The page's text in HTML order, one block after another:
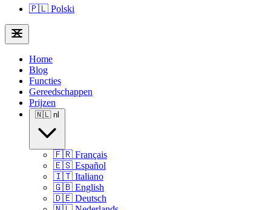
🇵🇱 Polski
Home
Blog
Functies
Gereedschappen
Prijzen
🇳🇱 nl
🇫🇷 Français
🇪🇸 Español
🇮🇹 Italiano
🇬🇧 English
🇩🇪 Deutsch